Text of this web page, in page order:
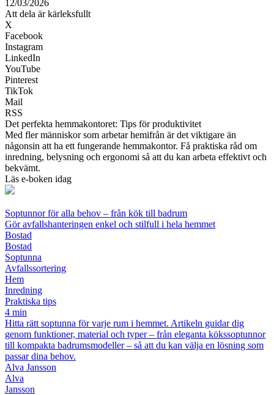
12/03/2026
Att dela är kärleksfullt
X
Facebook
Instagram
LinkedIn
YouTube
Pinterest
TikTok
Mail
RSS
Det perfekta hemmakontoret: Tips för produktivitet
Med fler människor som arbetar hemifrån är det viktigare än
någonsin att ha ett fungerande hemmakontor. Få praktiska råd om
inredning, belysning och ergonomi så att du kan arbeta effektivt och
bekvämt.
Läs e-boken idag
Soptunnor för alla behov – från kök till badrum
Gör avfallshanteringen enkel och stilfull i hela hemmet
Bostad
Bostad
Soptunna
Avfallssortering
Hem
Inredning
Praktiska tips
4 min
Hitta rätt soptunna för varje rum i hemmet. Artikeln guidar dig
genom funktioner, material och typer – från eleganta kökssoptunnor
till kompakta badrumsmodeller – så att du kan välja en lösning som
passar dina behov.
Alva Jansson
Alva
Jansson